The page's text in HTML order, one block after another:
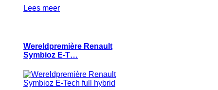
Lees meer
Wereldpremière Renault
Symbioz E-T…